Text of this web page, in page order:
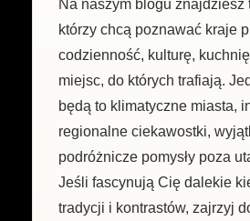
Na naszym blogu znajdziesz
którzy chcą poznawać kraje
codzienność, kulturę,
miejsc, do których trafiają.
będą to klimatyczne miasta,
regionalne ciekawostki,
podróżnicze pomysły poza
Jeśli fascynują Cię dalekie
tradycji i kontrastów, zajrzyj